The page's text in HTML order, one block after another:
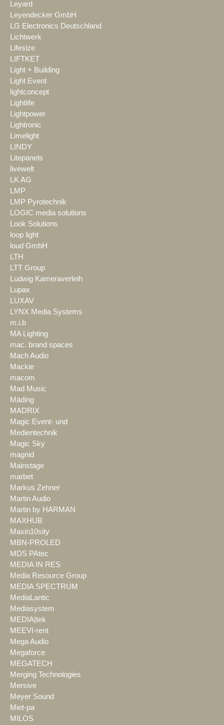
Leyard
Leyendecker GmbH
LG Electronics Deutschland
Lichtwerk
Lifesize
LIFTKET
Light + Building
Light Event
lightconcept
Lightlife
Lightpower
Lightronic
Limelight
LINDY
Litepanels
livewelt
LK AG
LMP
LMP Pyrotechnik
LOGIC media solutions
Look Solutions
loop light
loud GmbH
LTH
LTT Group
Ludwig Kameraverleih
Lupax
LUXAV
LYNX Media Systems
m.i.b
MA Lighting
mac. brand spaces
Mach Audio
Mackie
macom
Mad Music
Mäding
MADRIX
Magic Event- und
Medientechnik
Magic Sky
magnid
Mainstage
marbet
Markus Zehner
Martin Audio
Martin by HARMAN
MAXHUB
Maxin10sity
MBN-PROLED
MDS PAtec
MEDIA IN RES
Media Resource Group
MEDIA SPECTRUM
MediaLantic
Mediasystem
MEDIA|tek
MEEVI-rent
Mega Audio
Megaforce
MEGATECH
Merging Technologies
Mersive
Meyer Sound
Miet-pa
MILOS